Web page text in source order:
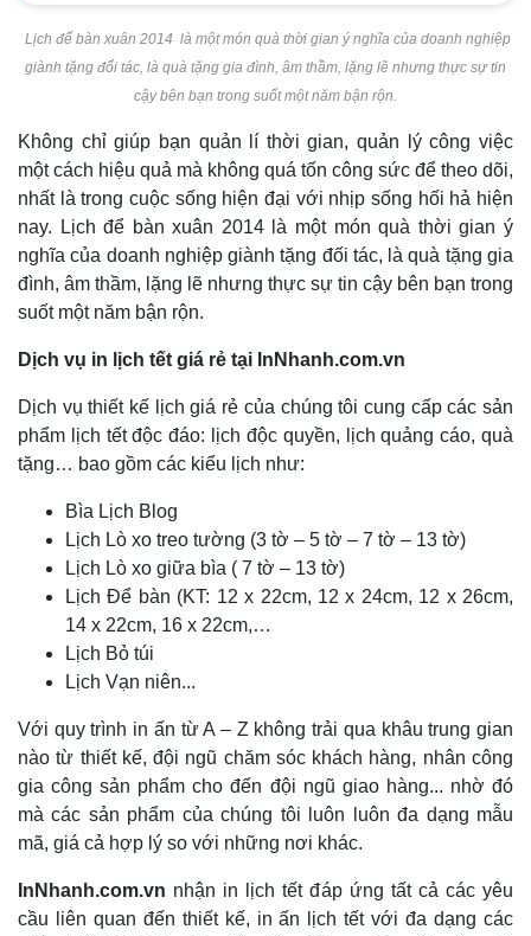
Lịch để bàn xuân 2014 là một món quà thời gian ý nghĩa của doanh nghiệp
giành tặng đối tác, là quà tặng gia đình, âm thầm, lặng lẽ nhưng thực sự tin
cậy bên bạn trong suốt một năm bận rộn.
Không chỉ giúp bạn quản lí thời gian, quản lý công việc
một cách hiệu quả mà không quá tốn công sức để theo dõi,
nhất là trong cuộc sống hiện đại với nhịp sống hối hả hiện
nay. Lịch để bàn xuân 2014 là một món quà thời gian ý
nghĩa của doanh nghiệp giành tặng đối tác, là quà tặng gia
đình, âm thầm, lặng lẽ nhưng thực sự tin cậy bên bạn trong
suốt một năm bận rộn.
Dịch vụ in lịch tết giá rẻ tại InNhanh.com.vn
Dịch vụ thiết kế lịch giá rẻ của chúng tôi cung cấp các sản
phẩm lịch tết độc đáo: lịch độc quyền, lịch quảng cáo, quà
tặng… bao gồm các kiểu lịch như:
Bìa Lịch Blog
Lịch Lò xo treo tường (3 tờ – 5 tờ – 7 tờ – 13 tờ)
Lịch Lò xo giữa bìa ( 7 tờ – 13 tờ)
Lịch Để bàn (KT: 12 x 22cm, 12 x 24cm, 12 x 26cm,
14 x 22cm, 16 x 22cm,…
Lịch Bỏ túi
Lịch Vạn niên...
Với quy trình in ấn từ A – Z không trải qua khâu trung gian
nào từ thiết kế, đội ngũ chăm sóc khách hàng, nhân công
gia công sản phẩm cho đến đội ngũ giao hàng... nhờ đó
mà các sản phẩm của chúng tôi luôn luôn đa dạng mẫu
mã, giá cả hợp lý so với những nơi khác.
InNhanh.com.vn nhận in lịch tết đáp ứng tất cả các yêu
cầu liên quan đến thiết kế, in ấn lịch tết với đa dạng các